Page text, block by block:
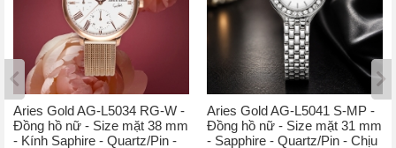
Aries Gold AG-L5034 RG-W -
Đồng hồ nữ - Size mặt 38 mm
- Kính Saphire - Quartz/Pin -
Aries Gold AG-L5041 S-MP -
Đồng hồ nữ - Size mặt 31 mm
- Sapphire - Quartz/Pin - Chịu